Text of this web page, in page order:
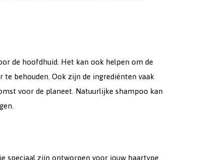
de hoofdhuid. Het kan ook helpen om de
behouden. Ook zijn de ingrediënten vaak
voor de planeet. Natuurlijke shampoo kan
speciaal zijn ontworpen voor jouw haartype